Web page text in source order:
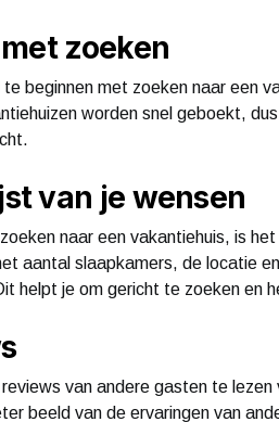
zoeken
beginnen met zoeken naar een
worden snel geboekt,
van je wensen
naar een vakantiehuis, is
aantal slaapkamers, de locatie
helpt je om gericht te zoeken en
van andere gasten te
beeld van de ervaringen van